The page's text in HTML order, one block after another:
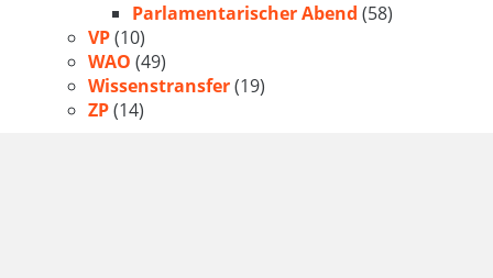
Parlamentarischer Abend (58)
VP(10)
WAO (49)
Wissenstransfer(19)
ZP(14)